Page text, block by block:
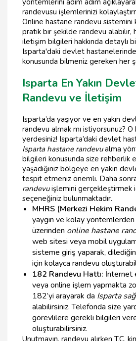
yöntemlerini adım adım
randevusu işlemlerinizi
Online hastane randevu sistemini
pratik bir şekilde randevu alabilir,
iletişim bilgileri hakkında detaylı
Isparta'daki devlet
konusunda bilmeniz gereken her
Isparta En Yakın
Randevu ve İletişim
Isparta’da yaşıyor ve en yakın
randevu almak mı istiyorsunuz?
yerdesiniz! Isparta’daki devlet
Isparta hastane randevualma
bilgileri konusunda size rehberlik
yaşadığınız bölgeye en yakın
tespit etmeniz önemli. Daha
randevuişlemini gerçekleştirmek
seçeneğiniz bulunmaktadır.
MHRS (Merkezi Hekim
yaygın ve kolay
üzerinden online hastane
web sitesi veya mobil
sisteme giriş yaparak,
için kolayca randevu
182 Randevu Hattı: İnternet
veya online işlem yapmakta
182’yi arayarak da Isparta
alabilirsiniz. Telefonda size
görevlilere gerekli bilgileri
oluşturabilirsiniz.
Unutmayın, randevu alırken T.C.